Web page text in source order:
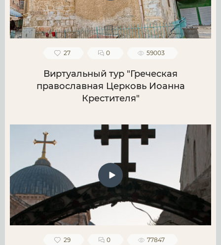
27 0 59003
Виртуальный тур "Греческая
православная Церковь Иоанна
Крестителя"
29 0 77847